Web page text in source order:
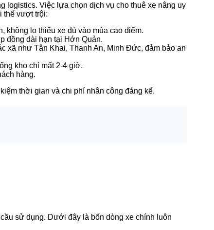
logistics. Việc lựa chọn dịch vụ cho thuê xe nâng uy
thế vượt trội:
không lo thiếu xe dù vào mùa cao điểm.
đồng dài hạn tại Hớn Quản.
xã như Tân Khai, Thanh An, Minh Đức, đảm bảo an
kho chỉ mất 2-4 giờ.
hàng.
thời gian và chi phí nhân công đáng kể.
sử dụng. Dưới đây là bốn dòng xe chính luôn